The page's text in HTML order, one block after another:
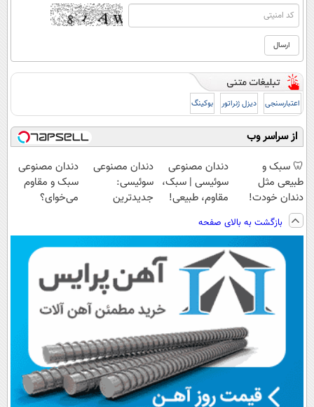
اعتبارسنجی دیزل ژنراتور بوکینگ
از سراسر وب
🦷 سبک و
طبیعی مثل
دندان خودت!
نصب آسان و
پرداخت اقساطی
💳 📍 تهران
دندان مصنوعی
سوئیسی | سبک،
مقاوم، طبیعی!
رایگان+پرداخت
اقساطی😍
دندان مصنوعی
سوئیسی:
جدیدترین
پرداخت قسطی
دندان مصنوعی
سبک و مقاوم
می‌خوای؟
📍تهران
بازگشت به بالای صفحه